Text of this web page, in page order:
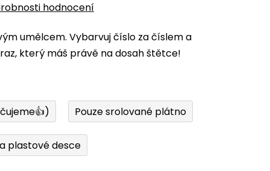
hodnocení
umělcem. Vybarvuj číslo za číslem a
který máš právě na dosah štětce!
Pouze srolované plátno
plastové desce